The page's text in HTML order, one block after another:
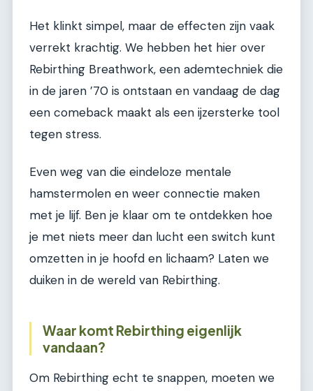
Het klinkt simpel, maar de effecten zijn vaak
verrekt krachtig. We hebben het hier over
Rebirthing Breathwork, een ademtechniek die
in de jaren ’70 is ontstaan en vandaag de dag
een comeback maakt als een ijzersterke tool
tegen stress.
Even weg van die eindeloze mentale
hamstermolen en weer connectie maken
met je lijf. Ben je klaar om te ontdekken hoe
je met niets meer dan lucht een switch kunt
omzetten in je hoofd en lichaam? Laten we
duiken in de wereld van Rebirthing.
Waar komt Rebirthing eigenlijk
vandaan?
Om Rebirthing echt te snappen, moeten we